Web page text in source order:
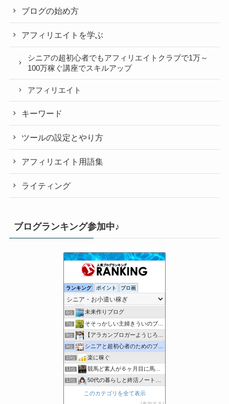
ブログの始め方
アフィリエイトを学ぶ
シニアの超初心者でもアフィリエイトクラブで1万～
100万稼ぐ講座でスキルアップ
アフィリエイト
キーワード
ツールの設定とやり方
アフィリエイト用語集
ライティング
ブログランキング参加中♪
ランキング ポイント ブロ画
すきま時間に副業してます
happysora！自分の人生、自分の時間の福業！
4位 アドセンスなんて止めてしまえ！
5位 AIアメブロ成功ナビ｜AI×アメブロで収益化を目指す！
6位 未来作りブログ
7位 そそっかしい主婦きういのブログ｜懸賞好きの忙しい主婦です。
8位 【アラカンブロガーようじろ〜】
9位 シニアと超初心者のためのブログの始め方
10位 楽に稼ぐ
11位 競馬ど素人が６ヶ月目に馬券で家を建てた方法！
12位 50代の暮らしと終活ノート｜娘たちへ残す記録
経済的自由を勝ち取り心と体の健康を保って幸せに長生きする方法
あくあまりんの第2の暮らし
このカテゴリを全て表示